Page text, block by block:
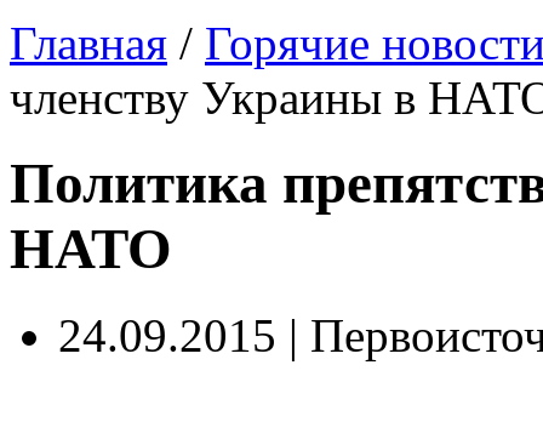
Главная / Горячие
членству Украины в
Политика
НАТО
24.09.2015 |